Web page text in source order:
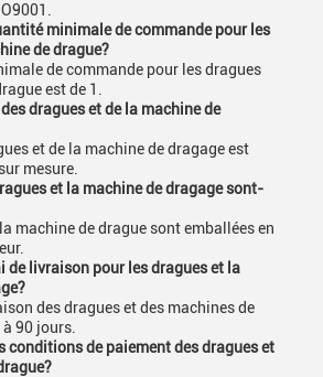
minimale de commande pour les
de drague?
de commande pour les dragues
est de 1.
dragues et de la machine de
et de la machine de dragage est
mesure.
et la machine de dragage sont-
machine de drague sont emballées en
de livraison pour les dragues et la
des dragues et des machines de
90 jours.
conditions de paiement des dragues et